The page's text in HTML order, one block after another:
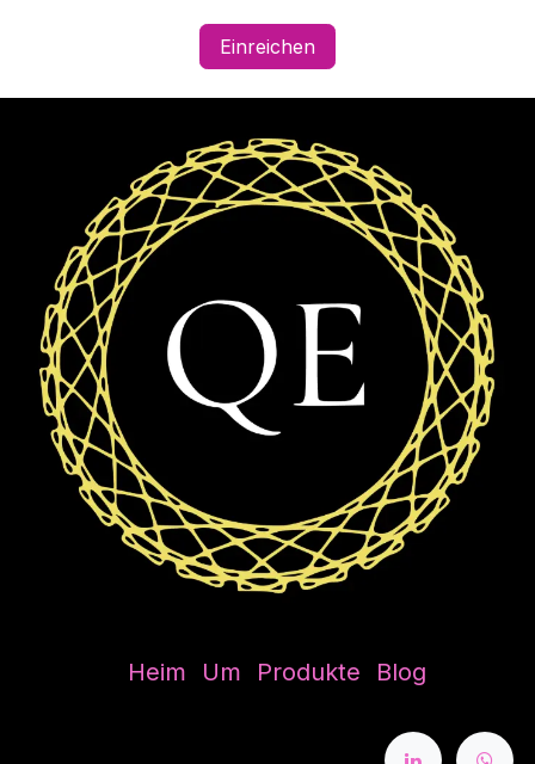
Einreichen
Heim Um Produkte Blog